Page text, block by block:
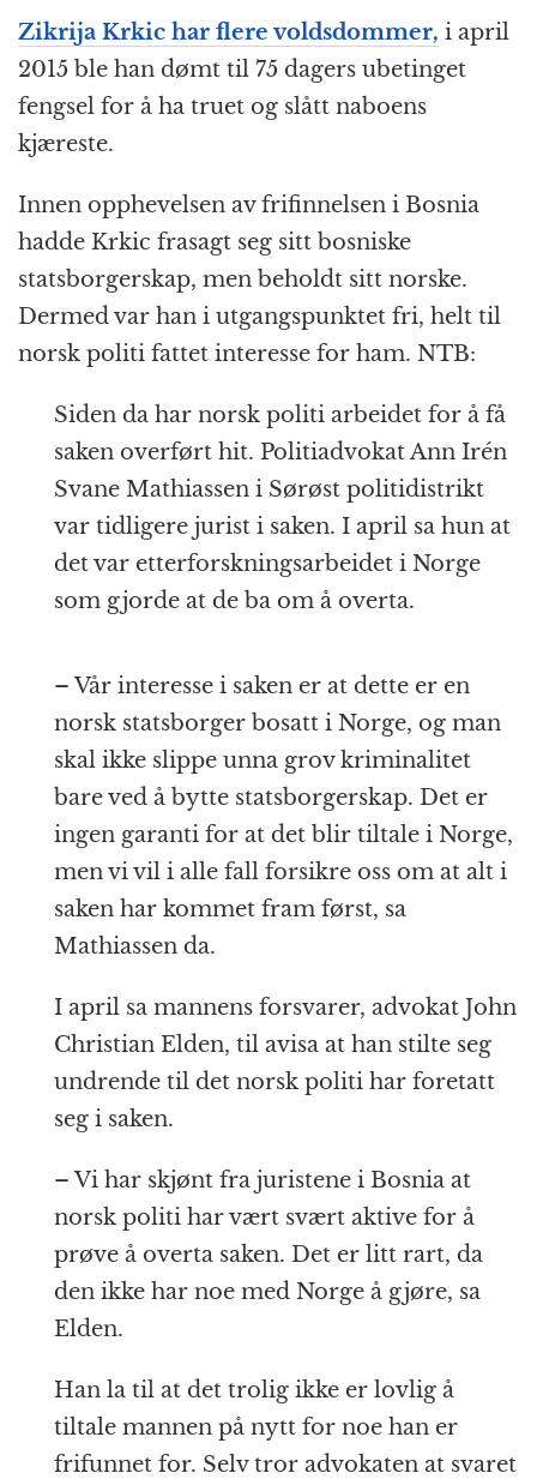
Zikrija Krkic har flere voldsdommer, i april
2015 ble han dømt til 75 dagers ubetinget
fengsel for å ha truet og slått naboens
kjæreste.
Innen opphevelsen av frifinnelsen i Bosnia
hadde Krkic frasagt seg sitt bosniske
statsborgerskap, men beholdt sitt norske.
Dermed var han i utgangspunktet fri, helt til
norsk politi fattet interesse for ham. NTB:
Siden da har norsk politi arbeidet for å få
saken overført hit. Politiadvokat Ann Irén
Svane Mathiassen i Sørøst politidistrikt
var tidligere jurist i saken. I april sa hun at
det var etterforskningsarbeidet i Norge
som gjorde at de ba om å overta.
– Vår interesse i saken er at dette er en
norsk statsborger bosatt i Norge, og man
skal ikke slippe unna grov kriminalitet
bare ved å bytte statsborgerskap. Det er
ingen garanti for at det blir tiltale i Norge,
men vi vil i alle fall forsikre oss om at alt i
saken har kommet fram først, sa
Mathiassen da.
I april sa mannens forsvarer, advokat John
Christian Elden, til avisa at han stilte seg
undrende til det norsk politi har foretatt
seg i saken.
– Vi har skjønt fra juristene i Bosnia at
norsk politi har vært svært aktive for å
prøve å overta saken. Det er litt rart, da
den ikke har noe med Norge å gjøre, sa
Elden.
Han la til at det trolig ikke er lovlig å
tiltale mannen på nytt for noe han er
frifunnet for. Selv tror advokaten at svaret